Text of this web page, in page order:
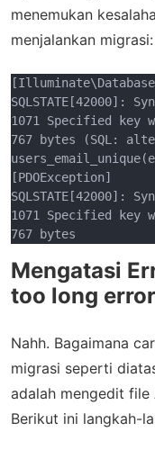
menemukan
menjalankan migrasi:
SQLSTATE[42000]:
1071 Specified key
767 bytes (SQL:
[PDOException]
SQLSTATE[42000]:
1071 Specified key
767 bytes
Mengatasi
too long error
Nahh. Bagaimana
migrasi seperti
adalah mengedit file
Berikut ini langkah-